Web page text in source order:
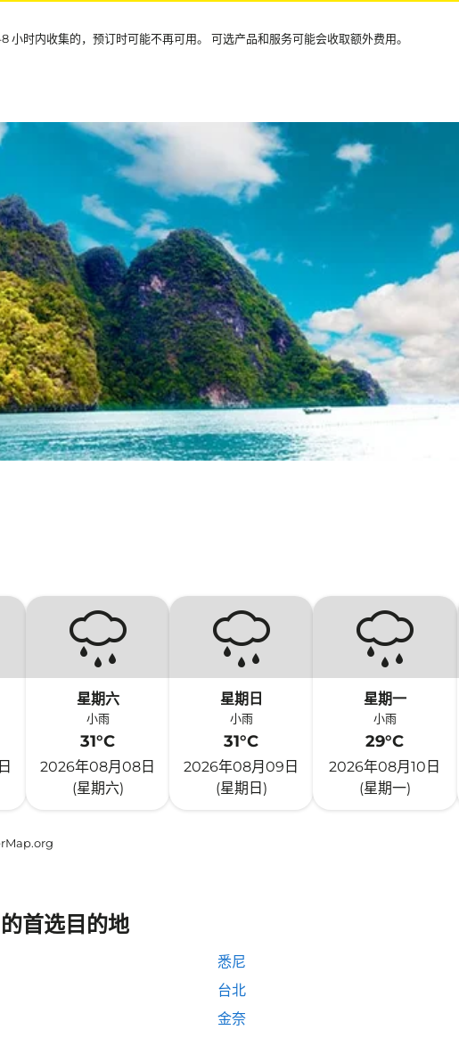
小时内收集的，预订时可能不再可用。 可选产品和服务可能会收取额外费用。
星期六
小雨
31°C
2026年08月08日
(星期六)
星期日
小雨
31°C
2026年08月09日
(星期日)
星期一
小雨
29°C
2026年08月10日
(星期一)
首选目的地
悉尼
台北
金奈